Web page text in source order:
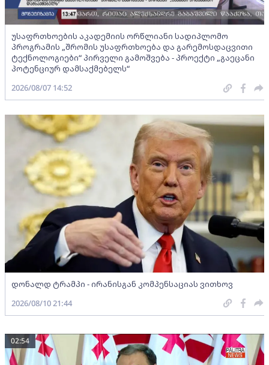
უსაფრთხოების აკადემიის ორწლიანი სადიპლომო
პროგრამის „შრომის უსაფრთხოება და გარემოსდაცვითი
ტექნოლოგიები“ პირველი გამოშვება - პროექტი „გაეცანი
პოტენციურ დამსაქმებელს“
2026/08/07 14:52
დონალდ ტრამპი - ირანისგან კომპენსაციას ვითხოვ
2026/08/10 21:44
02:54